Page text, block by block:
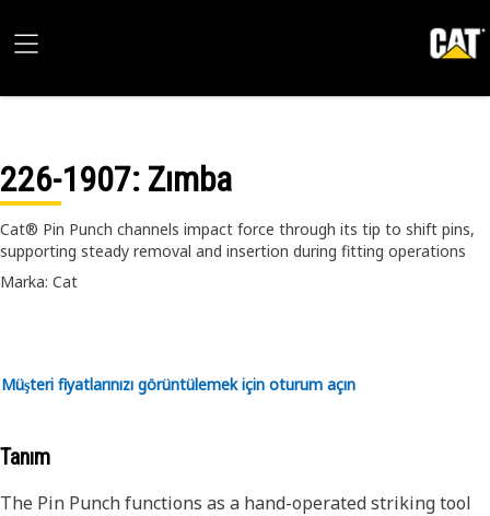
226-1907: Zımba
Cat® Pin Punch channels impact force through its tip to shift pins,
supporting steady removal and insertion during fitting operations
Marka: Cat
Müşteri fiyatlarınızı görüntülemek için oturum açın
Tanım
The Pin Punch functions as a hand-operated striking tool